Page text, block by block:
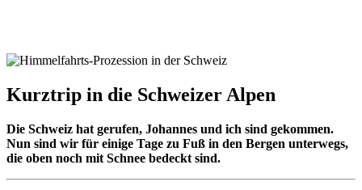
Kurztrip in die Schweizer Alpen
Die Schweiz hat gerufen, Johannes und ich sind gekommen.
Nun sind wir für einige Tage zu Fuß in den Bergen unterwegs,
die oben noch mit Schnee bedeckt sind.